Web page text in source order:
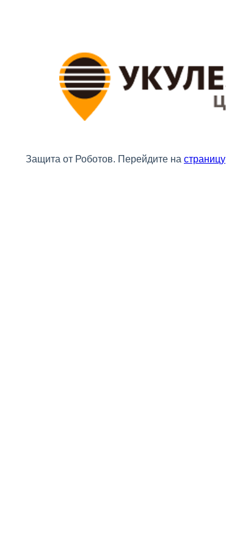
Защита от Роботов. Перейдите на страницу